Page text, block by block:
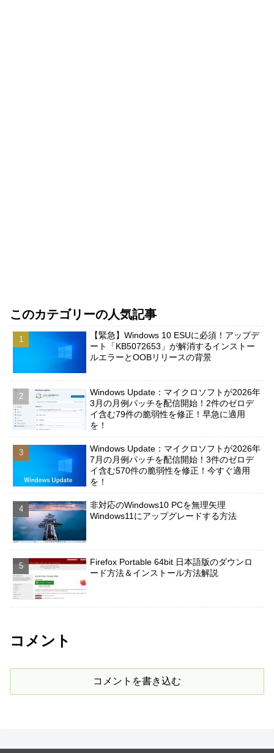
このカテゴリーの人気記事
【緊急】Windows 10 ESUに必須！アップデ
ート「KB5072653」が解消するインストー
ルエラーとOOBリリースの背景
Windows Update：マイクロソフトが2026年
3月の月例パッチを配信開始！2件のゼロデ
イ含む79件の脆弱性を修正！早急に適用
を！
Windows Update：マイクロソフトが2026年
7月の月例パッチを配信開始！3件のゼロデ
イ含む570件の脆弱性を修正！今すぐ適用
を！
非対応のWindows10 PCを無理矢理
Windows11にアップグレードする方法
Firefox Portable 64bit 日本語版のダウンロ
ード方法＆インストール方法解説
コメント
コメントを書き込む